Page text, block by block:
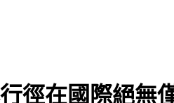
徑在國際絕無